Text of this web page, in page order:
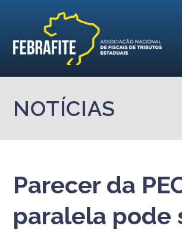
NOTÍCIAS
Parecer da
paralela pode